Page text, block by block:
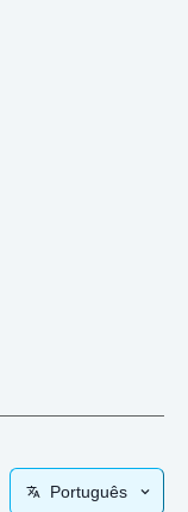
Português